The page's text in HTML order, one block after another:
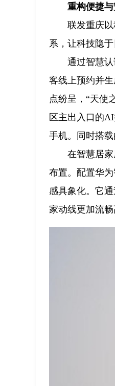
重构便捷
联发重庆
系，让科技隐于
通过智慧
客线上预约并
点纷呈，“天使
区主出入口的
手机。同时搭
在智慧居
布置。配置华
感具象化。它
家动线更加流